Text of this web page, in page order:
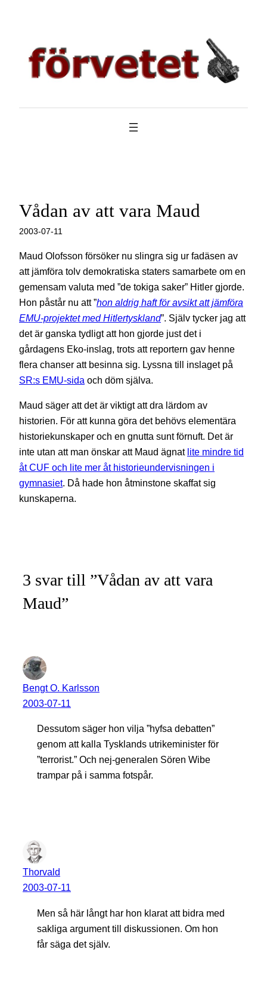
Vådan av att vara Maud
2003-07-11
Maud Olofsson försöker nu slingra sig ur fadäsen av
att jämföra tolv demokratiska staters samarbete om en
gemensam valuta med ”de tokiga saker” Hitler gjorde.
Hon påstår nu att ”hon aldrig haft för avsikt att jämföra
EMU-projektet med Hitlertyskland”. Själv tycker jag att
det är ganska tydligt att hon gjorde just det i
gårdagens Eko-inslag, trots att reportern gav henne
flera chanser att besinna sig. Lyssna till inslaget på
SR:s EMU-sida och döm själva.
Maud säger att det är viktigt att dra lärdom av
historien. För att kunna göra det behövs elementära
historiekunskaper och en gnutta sunt förnuft. Det är
inte utan att man önskar att Maud ägnat lite mindre tid
åt CUF och lite mer åt historieundervisningen i
gymnasiet. Då hade hon åtminstone skaffat sig
kunskaperna.
3 svar till ”Vådan av att vara
Maud”
Bengt O. Karlsson
2003-07-11
Dessutom säger hon vilja ”hyfsa debatten”
genom att kalla Tysklands utrikeminister för
”terrorist.” Och nej-generalen Sören Wibe
trampar på i samma fotspår.
Thorvald
2003-07-11
Men så här långt har hon klarat att bidra med
sakliga argument till diskussionen. Om hon
får säga det själv.